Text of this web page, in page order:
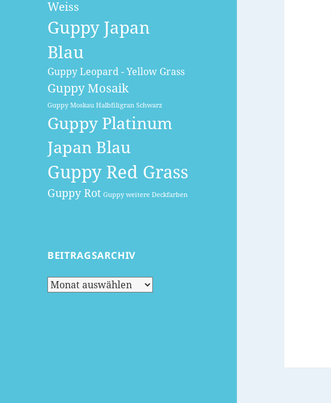
Weiss
Guppy Japan
Blau
Guppy Leopard - Yellow Grass
Guppy Mosaik
Guppy Moskau Halbfiligran Schwarz
Guppy Platinum
Japan Blau
Guppy Red Grass
Guppy Rot Guppy weitere Deckfarben
BEITRAGSARCHIV
Beitragsarchiv